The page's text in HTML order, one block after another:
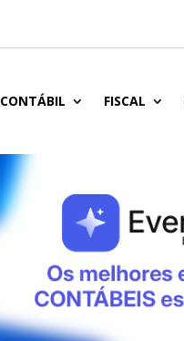
CONTÁBIL FISCAL